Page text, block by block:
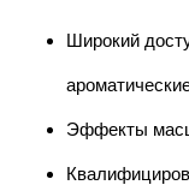
Широкий
Эффекты